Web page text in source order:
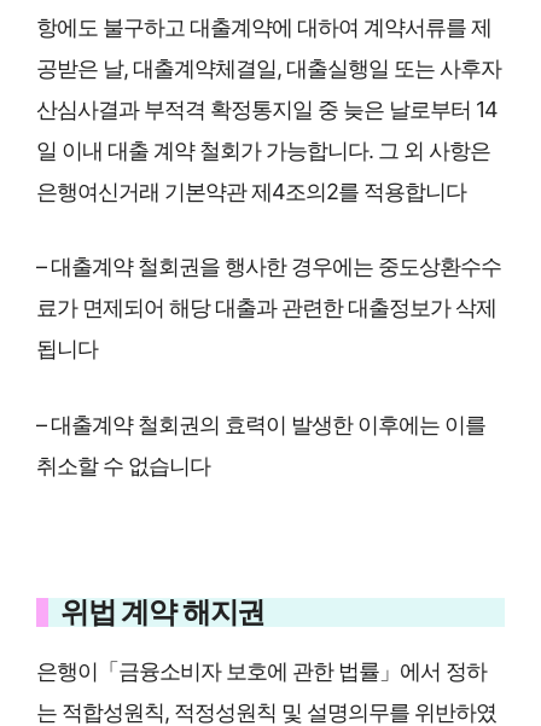
항에도 불구하고 대출계약에 대하여 계약서류를 제
공받은 날, 대출계약체결일, 대출실행일 또는 사후자
산심사결과 부적격 확정통지일 중 늦은 날로부터 14
일 이내 대출 계약 철회가 가능합니다. 그 외 사항은
은행여신거래 기본약관 제4조의2를 적용합니다
– 대출계약 철회권을 행사한 경우에는 중도상환수수
료가 면제되어 해당 대출과 관련한 대출정보가 삭제
됩니다
– 대출계약 철회권의 효력이 발생한 이후에는 이를
취소할 수 없습니다
위법 계약 해지권
은행이「금융소비자 보호에 관한 법률」에서 정하
는 적합성원칙, 적정성원칙 및 설명의무를 위반하였